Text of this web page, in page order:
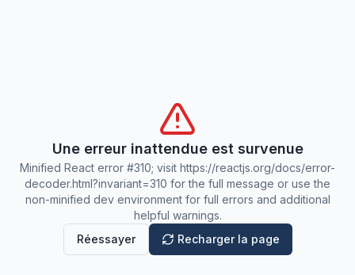
Une erreur inattendue est survenue
Minified React error #310; visit https://reactjs.org/docs/error-
decoder.html?invariant=310 for the full message or use the
non-minified dev environment for full errors and additional
helpful warnings.
Réessayer
Recharger la page